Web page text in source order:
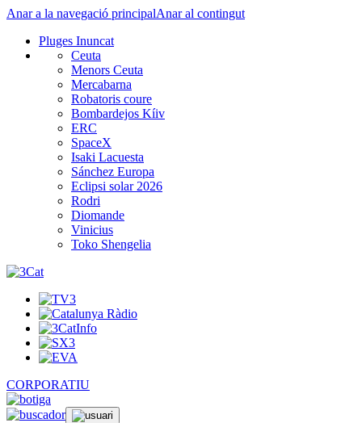
Anar a la navegació principalAnar al contingut
Pluges Inuncat
Ceuta
Menors Ceuta
Mercabarna
Robatoris coure
Bombardejos Kíiv
ERC
SpaceX
Isaki Lacuesta
Sánchez Europa
Eclipsi solar 2026
Rodri
Diomande
Vinicius
Toko Shengelia
CORPORATIU